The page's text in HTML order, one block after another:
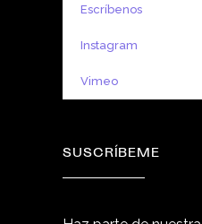
Escríbenos
Instagram
Vimeo
SUSCRÍBEME